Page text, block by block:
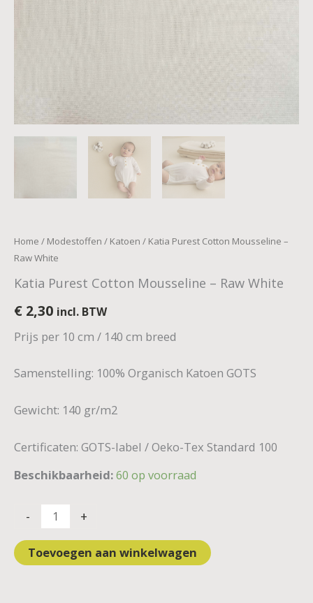
Home / Modestoffen / Katoen / Katia Purest Cotton Mousseline –
Raw White
Katia Purest Cotton Mousseline – Raw White
€ 2,30 incl. BTW
Prijs per 10 cm / 140 cm breed
Samenstelling: 100% Organisch Katoen GOTS
Gewicht: 140 gr/m2
Certificaten: GOTS-label / Oeko-Tex Standard 100
Beschikbaarheid:60 op voorraad
- +
Toevoegen aan winkelwagen